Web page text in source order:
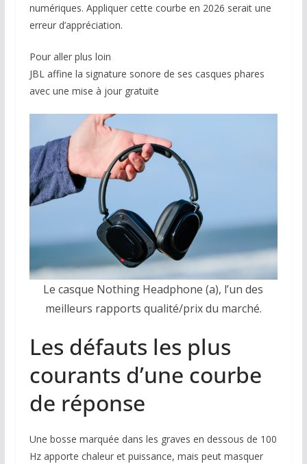
numériques. Appliquer cette courbe en 2026 serait une
erreur d’appréciation.
Pour aller plus loin
JBL affine la signature sonore de ses casques phares
avec une mise à jour gratuite
Le casque Nothing Headphone (a), l’un des
meilleurs rapports qualité/prix du marché.
Les défauts les plus
courants d’une courbe
de réponse
Une bosse marquée dans les graves en dessous de 100
Hz apporte chaleur et puissance, mais peut masquer